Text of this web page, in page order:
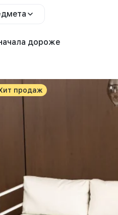
дороже
продаж